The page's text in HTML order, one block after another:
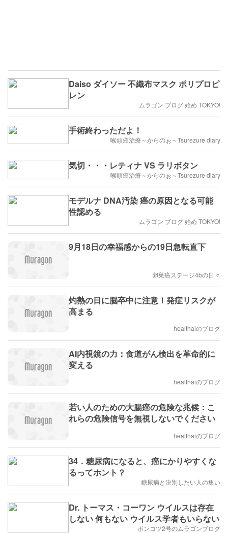
Daiso ダイソー 不織布マスク ポリプロピ
レン
ムラゴン ブログ 始め TOKYO!
手術終わっただよ！
喉頭癌治療～からのぉ～Tsurezure diary
気切・・・レティナ VS ラリボタン
喉頭癌治療～からのぉ～Tsurezure diary
モデルナ DNA汚染 癌の原因となる可能
性認める
ムラゴン ブログ 始め TOKYO!
9月18日の幸福感からの19日急転直下
卵巣癌ステージ4bの日々
灼熱の日に脳卒中に注意！発症リスクが
高まる
healthaiのブログ
AI内視鏡の力：食道がん検出を革命的に
変える
healthaiのブログ
若い人のための大腸癌の危険な兆候：こ
れらの危険信号を無視しないでください
healthaiのブログ
34．糖尿病になると、癌にかりやすくな
るってホント？
糖尿病と決別したい人の集い
Dr. トーマス・コーワン ウイルスは存在
しない 何もない ウイルス学者もいらない
ポンコツ2号のムラゴンブログ